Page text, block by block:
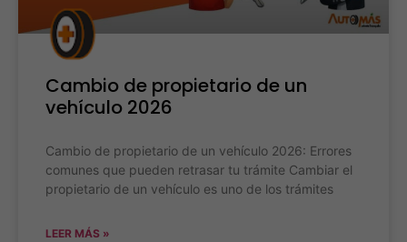
Cambio de propietario de un
vehículo 2026
Cambio de propietario de un vehículo 2026: Errores
comunes que pueden retrasar tu trámite Cambiar el
propietario de un vehículo es uno de los trámites
LEER MÁS »